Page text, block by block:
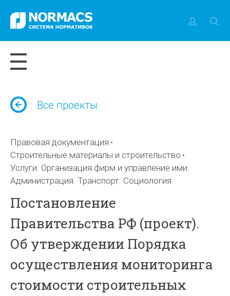
Все проекты
Правовая документация
Строительные материалы и строительство
Услуги. Организация фирм и управление ими.
Администрация. Транспорт. Социология
Постановление
Правительства РФ (проект).
Об утверждении Порядка
осуществления мониторинга
стоимости строительных